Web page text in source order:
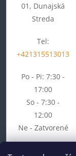
01, Dunajská
Streda
Tel:
+421315513013
Po - Pi: 7:30 -
17:00
So - 7:30 -
12:00
Ne - Zatvorené